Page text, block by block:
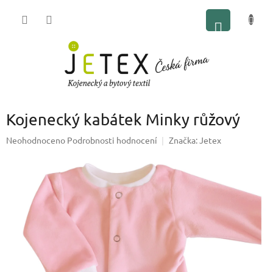
Kojenecký kabátek Minky růžový
Průměrné
hvězdiček.
Neohodnoceno Podrobnosti hodnocení Značka:Jetex